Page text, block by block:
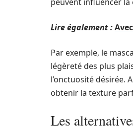
Lire également :
Par exemple, le
légèreté des plus
l’onctuosité désirée.
obtenir la texture
Les